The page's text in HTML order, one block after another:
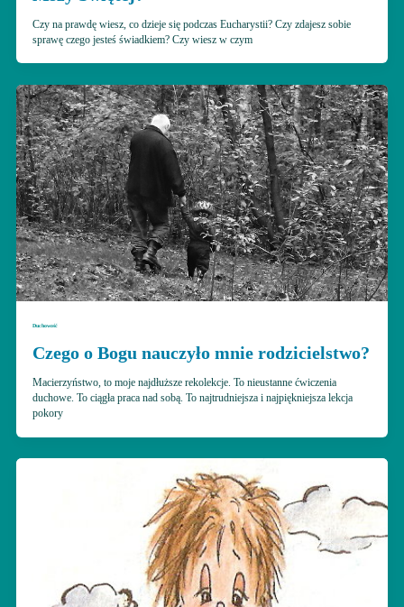
Czy na prawdę wiesz, co dzieje się podczas Eucharystii? Czy zdajesz sobie
sprawę czego jesteś świadkiem? Czy wiesz w czym
Duchowość
Czego o Bogu nauczyło mnie rodzicielstwo?
Macierzyństwo, to moje najdłuższe rekolekcje. To nieustanne ćwiczenia
duchowe. To ciągła praca nad sobą. To najtrudniejsza i najpiękniejsza lekcja
pokory